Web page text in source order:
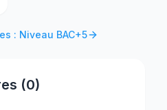
: Niveau BAC+5
(0)